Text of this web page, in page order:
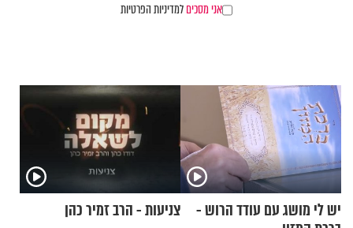
אני מסכיםלמדיניות הפרטיות
יש לי מושג עם עודד הרוש -
צניעות - הרב זמיר כהן